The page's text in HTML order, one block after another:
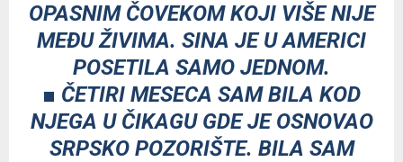
OPASNIM ČOVEKOM KOJI VIŠE NIJE
MEĐU ŽIVIMA. SINA JE U AMERICI
POSETILA SAMO JEDNOM.
■ ČETIRI MESECA SAM BILA KOD
NJEGA U ČIKAGU GDE JE OSNOVAO
SRPSKO POZORIŠTE. BILA SAM